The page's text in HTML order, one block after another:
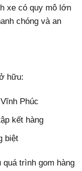
xe có quy mô lớn
chóng và an
hữu:
Phúc
kết hàng
biệt
quá trình gom hàng